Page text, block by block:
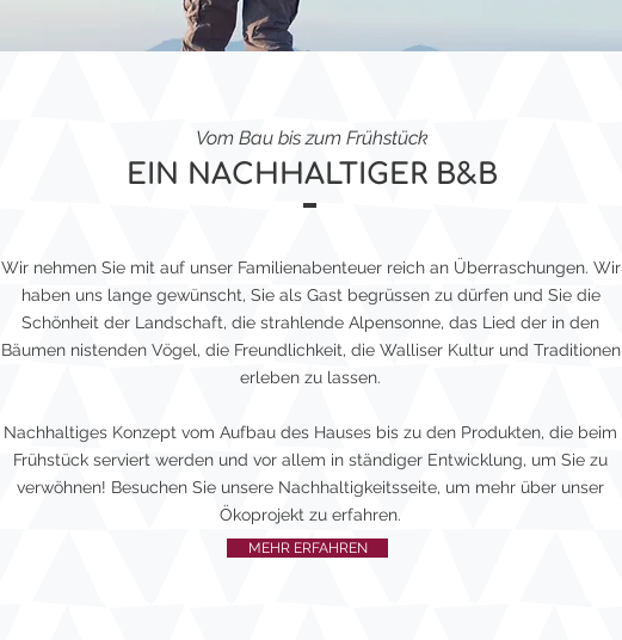
Vom Bau bis zum Frühstück
EIN NACHHALTIGER B&B
Wir nehmen Sie mit auf unser Familienabenteuer reich an Überraschungen. Wir
haben uns lange gewünscht, Sie als Gast begrüssen zu dürfen und Sie die
Schönheit der Landschaft, die strahlende Alpensonne, das Lied der in den
Bäumen nistenden Vögel, die Freundlichkeit, die Walliser Kultur und Traditionen
erleben zu lassen.
Nachhaltiges Konzept vom Aufbau des Hauses bis zu den Produkten, die beim
Frühstück serviert werden und vor allem in ständiger Entwicklung, um Sie zu
verwöhnen! Besuchen Sie unsere Nachhaltigkeitsseite, um mehr über unser
Ökoprojekt zu erfahren.
MEHR ERFAHREN